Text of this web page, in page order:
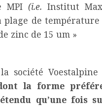
MPI (i.e. Institut
plage de température
zinc de 15 um »
société
la forme
qu’une fois